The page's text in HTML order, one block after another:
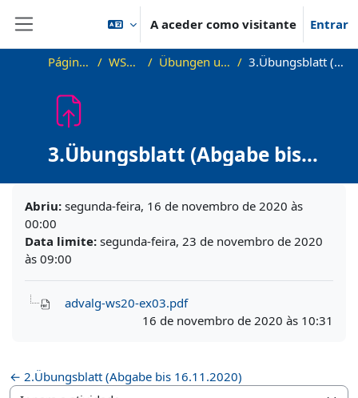
Ir para o conteúdo principal
A aceder como visitante Entrar
Página principal WS20_AdvAlg Übungen und Übungsblätter 3.Übungsblatt (Abgabe bis 23.11.2020)
3.Übungsblatt (Abgabe bis
23.11.2020)
Abriu: segunda-feira, 16 de novembro de 2020 às
00:00
Data limite: segunda-feira, 23 de novembro de 2020
às 09:00
advalg-ws20-ex03.pdf
16 de novembro de 2020 às 10:31
← 2.Übungsblatt (Abgabe bis 16.11.2020)